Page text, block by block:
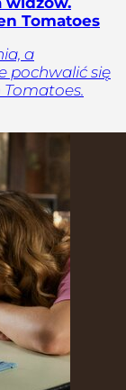
Tomatoes
a
pochwalić się